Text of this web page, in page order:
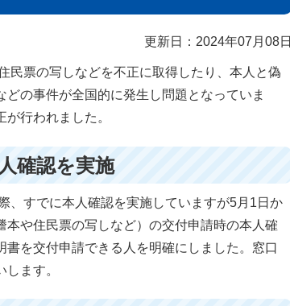
更新日：2024年07月08日
民票の写しなどを不正に取得したり、本人と偽
の事件が全国的に発生し問題となっていま
行われました。
確認を実施
、すでに本人確認を実施していますが5月1日か
や住民票の写しなど）の交付申請時の本人確
を交付申請できる人を明確にしました。窓口
ます。